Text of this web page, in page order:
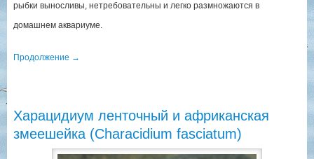
рыбки выносливы, нетребовательны и легко размножаются в
домашнем аквариуме.
Продолжение →
Харацидиум ленточный и африканская
змеешейка (Сharacidium fasciatum)